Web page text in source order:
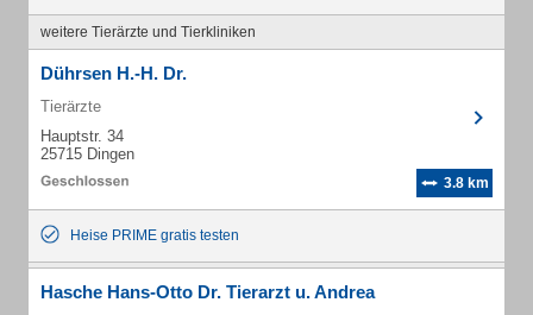
weitere Tierärzte und Tierkliniken
Dührsen H.-H. Dr.
Tierärzte
Hauptstr. 34
25715 Dingen
3.8 km
Heise PRIME gratis testen
Hasche Hans-Otto Dr. Tierarzt u. Andrea